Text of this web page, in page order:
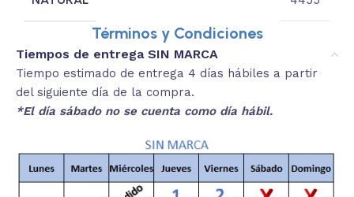
Términos y Condiciones
Tiempos de entrega SIN MARCA
Tiempo estimado de entrega 4 días hábiles a partir
del siguiente día de la compra.
*El día sábado no se cuenta como día hábil.